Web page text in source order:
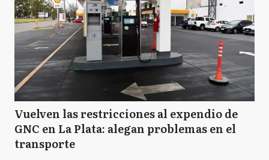
Vuelven las restricciones al expendio de
GNC en La Plata: alegan problemas en el
transporte